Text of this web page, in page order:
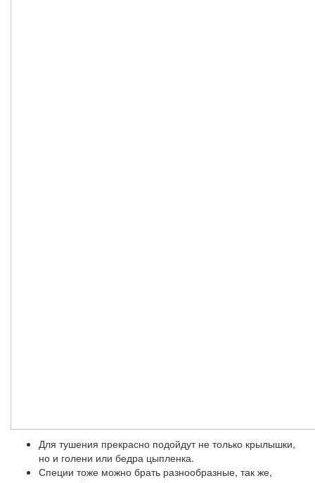
Для тушения прекрасно подойдут не только крылышки,
но и голени или бедра цыпленка.
Специи тоже можно брать разнообразные, так же,